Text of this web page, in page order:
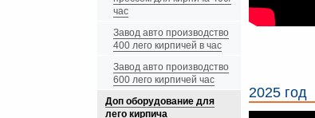
час
Завод авто производство
400 лего кирпичей в час
Завод авто производство
600 лего кирпичей час
Доп оборудование для
лего кирпича
2025 год